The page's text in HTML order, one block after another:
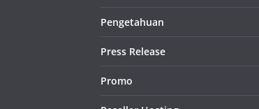
Pengetahuan
Press Release
Promo